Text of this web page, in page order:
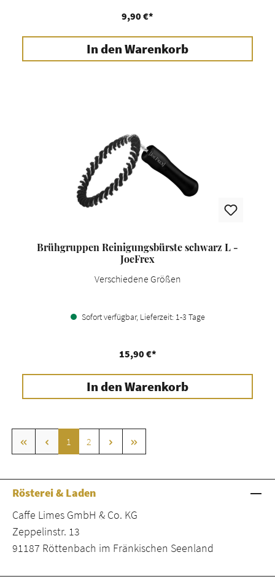
9,90 €*
In den Warenkorb
Brühgruppen Reinigungsbürste schwarz L -
JoeFrex
Verschiedene Größen
Sofort verfügbar, Lieferzeit: 1-3 Tage
15,90 €*
In den Warenkorb
Seite
1 Seite
2
Rösterei & Laden
Caffe Limes GmbH & Co. KG
Zeppelinstr. 13
91187 Röttenbach im Fränkischen Seenland